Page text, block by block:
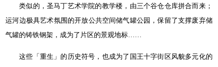
类似的，圣马丁艺术学院的教学楼，由三个谷仓仓库拼合而来；
运河边极具艺术氛围的开放公共空间储气罐公园，保留了支撑废弃储
气罐的铸铁钢架，成为了片区的景观地标……
这些「重生」的历史符号，也成为了国王十字街区风貌多元化的